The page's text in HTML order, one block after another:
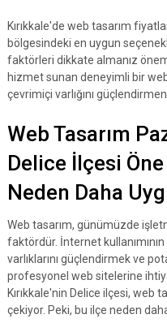
Kırıkkale'de web tasarım
bölgesindeki en uygun
faktörleri dikkate almanız
hizmet sunan deneyimli bir
çevrimiçi varlığını
Web Tasarım
Delice İlçesi
Neden Daha
Web tasarım, günümüzde
faktördür. İnternet
varlıklarını güçlendirmek ve
profesyonel web sitelerine
Kırıkkale'nin Delice ilçesi, web
çekiyor. Peki, bu ilçe neden